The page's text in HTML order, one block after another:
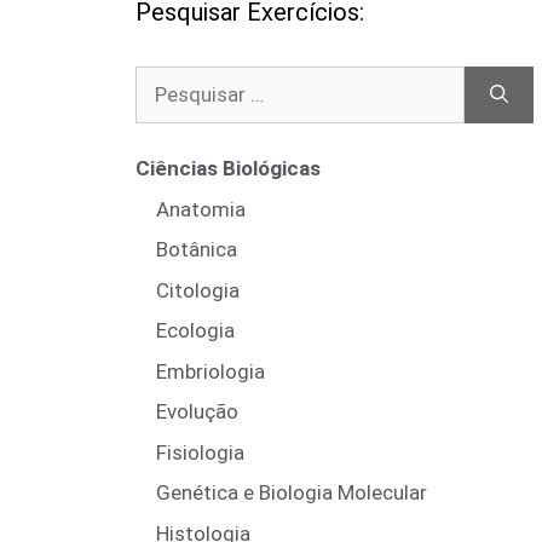
Pesquisar Exercícios:
Ciências Biológicas
Anatomia
Botânica
Citologia
Ecologia
Embriologia
Evolução
Fisiologia
Genética e Biologia Molecular
Histologia